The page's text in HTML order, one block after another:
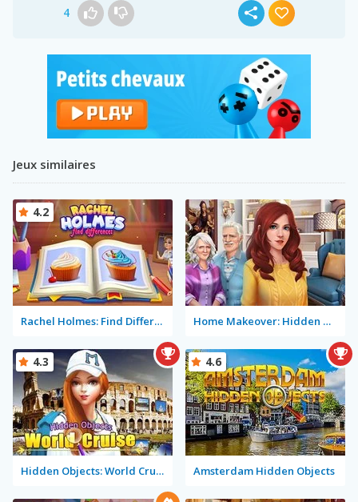
4
Jeux similaires
Rachel Holmes: Find Differences
4.2
Home Makeover: Hidden Object
Hidden Objects: World Cruise
4.3
Amsterdam Hidden Objects
4.6